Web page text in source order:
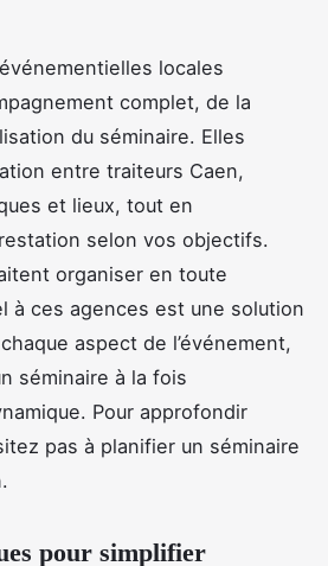
locales
complet, de la
du séminaire. Elles
entre traiteurs Caen,
et lieux, tout en
selon vos objectifs.
organiser en toute
à ces agences est une solution
aspect de l’événement,
séminaire à la fois
Pour approfondir
pas à planifier un séminaire
pour simplifier